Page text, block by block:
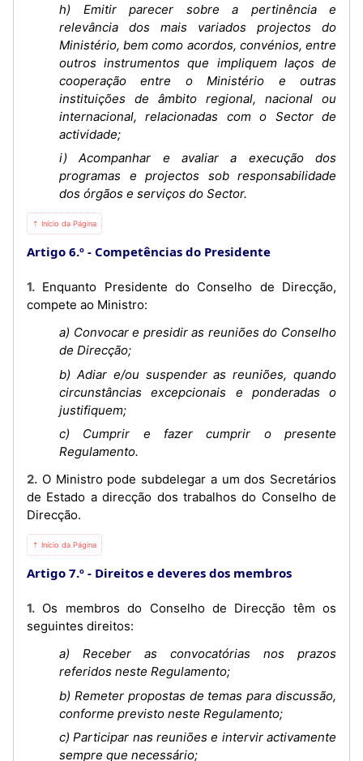
h) Emitir parecer sobre a pertinência e
relevância dos mais variados projectos do
Ministério, bem como acordos, convénios, entre
outros instrumentos que impliquem laços de
cooperação entre o Ministério e outras
instituições de âmbito regional, nacional ou
internacional, relacionadas com o Sector de
actividade;
i) Acompanhar e avaliar a execução dos
programas e projectos sob responsabilidade
dos órgãos e serviços do Sector.
⇡ Início da Página
Artigo 6.º Competências do Presidente
1. Enquanto Presidente do Conselho de Direcção,
compete ao Ministro:
a) Convocar e presidir as reuniões do Conselho
de Direcção;
b) Adiar e/ou suspender as reuniões, quando
circunstâncias excepcionais e ponderadas o
justifiquem;
c) Cumprir e fazer cumprir o presente
Regulamento.
2. O Ministro pode subdelegar a um dos Secretários
de Estado a direcção dos trabalhos do Conselho de
Direcção.
⇡ Início da Página
Artigo 7.º Direitos e deveres dos membros
1. Os membros do Conselho de Direcção têm os
seguintes direitos:
a) Receber as convocatórias nos prazos
referidos neste Regulamento;
b) Remeter propostas de temas para discussão,
conforme previsto neste Regulamento;
c) Participar nas reuniões e intervir activamente
sempre que necessário;